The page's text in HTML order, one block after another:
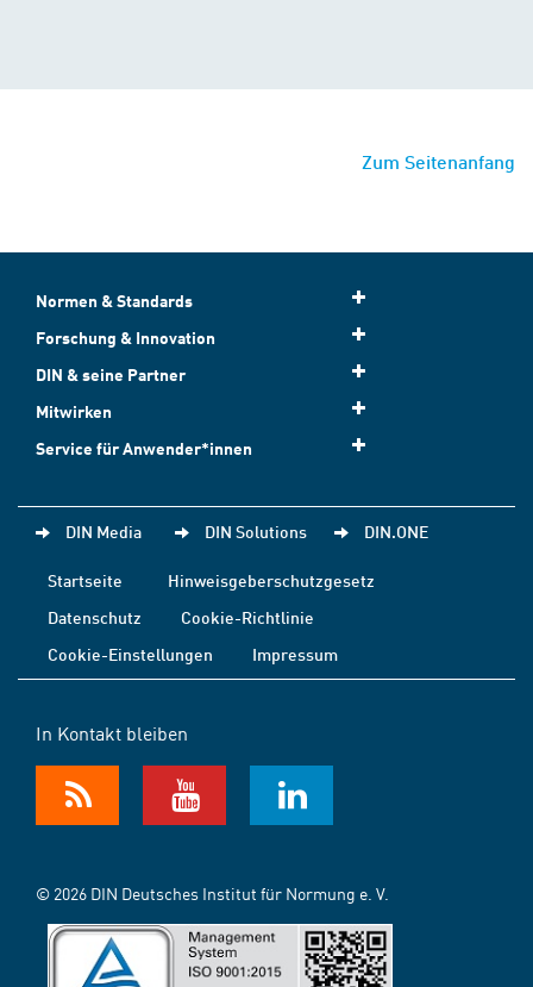
Zum Seitenanfang
Normen & Standards
Forschung & Innovation
DIN & seine Partner
Mitwirken
Service für Anwender*innen
DIN Media DIN Solutions DIN.ONE
Startseite
Hinweisgeberschutzgesetz
Datenschutz
Cookie-Richtlinie
Cookie-Einstellungen
Impressum
In Kontakt bleiben
© 2026 DIN Deutsches Institut für Normung e. V.